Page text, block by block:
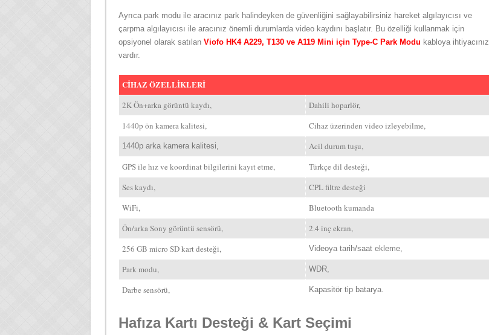
Ayrıca park modu ile aracınız park halindeyken de güvenliğini sağlayabilirsiniz hareket algılayıcısı ve
çarpma algılayıcısı ile aracınız önemli durumlarda video kaydını başlatır. Bu özelliği kullanmak için
opsiyonel olarak satılan Viofo HK4 A229, T130 ve A119 Mini için Type-C Park Modu kabloya ihtiyacınız
vardır.
CİHAZ ÖZELLİKLERİ
2K Ön+arka görüntü kaydı,
Dahili hoparlör,
1440p ön kamera kalitesi,
Cihaz üzerinden video izleyebilme,
1440p arka kamera kalitesi,
Acil durum tuşu,
GPS ile hız ve koordinat bilgilerini kayıt etme,
Türkçe dil desteği,
Ses kaydı,
CPL filtre desteği
WiFi,
Bluetooth kumanda
Ön/arka Sony görüntü sensörü,
2.4 inç ekran,
256 GB micro SD kart desteği,
Videoya tarih/saat ekleme,
Park modu, WDR,
Darbe sensörü, Kapasitör tip batarya.
Hafıza Kartı Desteği & Kart Seçimi